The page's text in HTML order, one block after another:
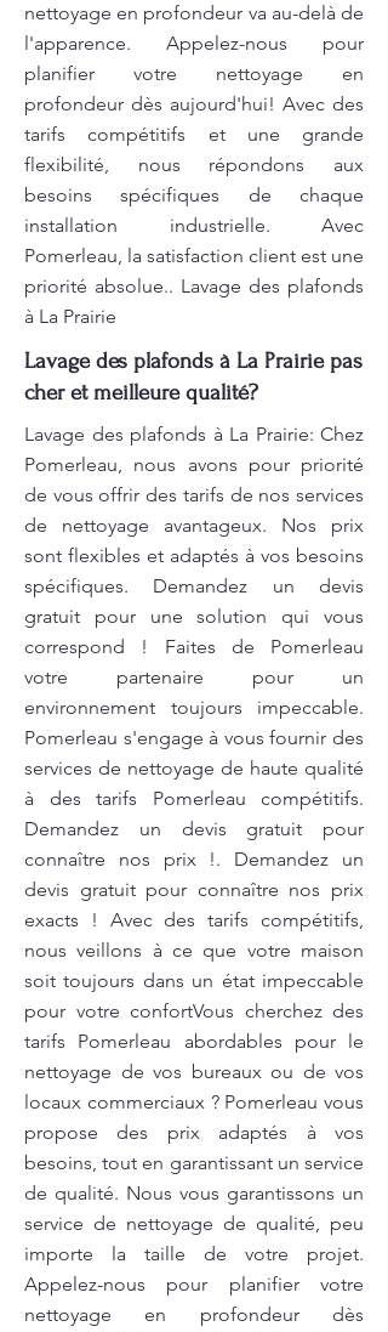
nettoyage en profondeur va au-delà de
l'apparence. Appelez-nous pour
planifier votre nettoyage en
profondeur dès aujourd'hui! Avec des
tarifs compétitifs et une grande
flexibilité, nous répondons aux
besoins spécifiques de chaque
installation industrielle. Avec
Pomerleau, la satisfaction client est une
priorité absolue.. Lavage des plafonds
à La Prairie
Lavage des plafonds à La Prairie pas
cher et meilleure qualité?
Lavage des plafonds à La Prairie: Chez
Pomerleau, nous avons pour priorité
de vous offrir des tarifs de nos services
de nettoyage avantageux. Nos prix
sont flexibles et adaptés à vos besoins
spécifiques. Demandez un devis
gratuit pour une solution qui vous
correspond ! Faites de Pomerleau
votre partenaire pour un
environnement toujours impeccable.
Pomerleau s'engage à vous fournir des
services de nettoyage de haute qualité
à des tarifs Pomerleau compétitifs.
Demandez un devis gratuit pour
connaître nos prix !. Demandez un
devis gratuit pour connaître nos prix
exacts ! Avec des tarifs compétitifs,
nous veillons à ce que votre maison
soit toujours dans un état impeccable
pour votre confortVous cherchez des
tarifs Pomerleau abordables pour le
nettoyage de vos bureaux ou de vos
locaux commerciaux ? Pomerleau vous
propose des prix adaptés à vos
besoins, tout en garantissant un service
de qualité. Nous vous garantissons un
service de nettoyage de qualité, peu
importe la taille de votre projet.
Appelez-nous pour planifier votre
nettoyage en profondeur dès